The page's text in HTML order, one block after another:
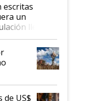
escritas
un
llegó
hasta se
al IPCVA
de US$